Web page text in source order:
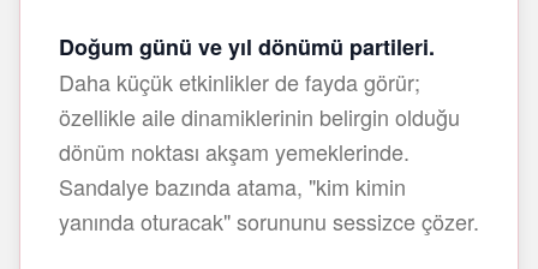
Doğum günü ve yıl dönümü partileri.
Daha küçük etkinlikler de fayda görür;
özellikle aile dinamiklerinin belirgin olduğu
dönüm noktası akşam yemeklerinde.
Sandalye bazında atama, "kim kimin
yanında oturacak" sorununu sessizce çözer.